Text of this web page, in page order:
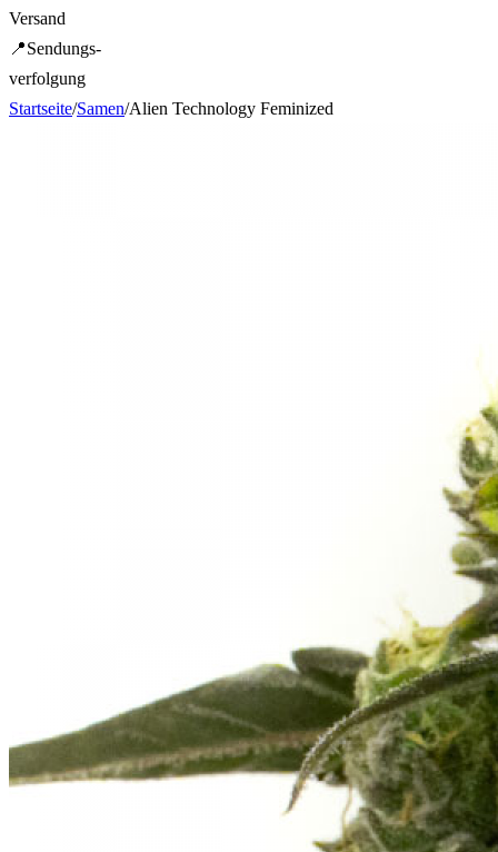
Versand
📍Sendungs-
verfolgung
Startseite/Samen/Alien Technology Feminized